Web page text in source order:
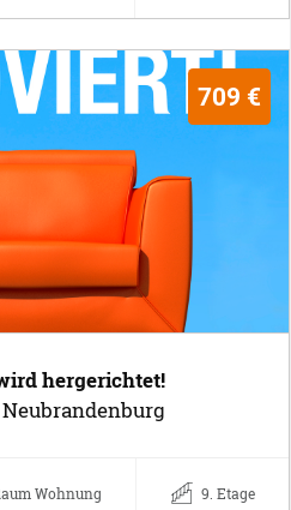
709 €
hergerichtet!
Wohnung 9. Etage